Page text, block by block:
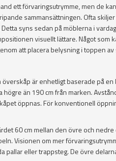
ett förvaringsutrymme, men de
sammansättningen. Ofta
syns sedan på möblerna i
visuellt lättare. Något
att placera belysning i toppen av
är enhetligt baserade på
än 190 cm från marken.
öppnas. För konventionell
60 cm mellan den övre och
Visionen om mer
pallar eller trappsteg. De övre